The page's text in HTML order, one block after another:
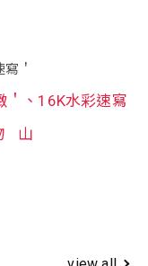
＇
＇、16K水彩速寫
山